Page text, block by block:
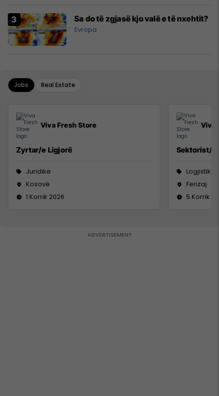
Sa do të zgjasë kjo valë e të nxehtit?
Evropa
Jobs Real Estate
Viva Fresh Store
Zyrtar/e Ligjorë
Juridike
Kosovë
1 Korrik 2026
Viva
Sektorist/e
Logjistikë
Ferizaj
5 Korrik